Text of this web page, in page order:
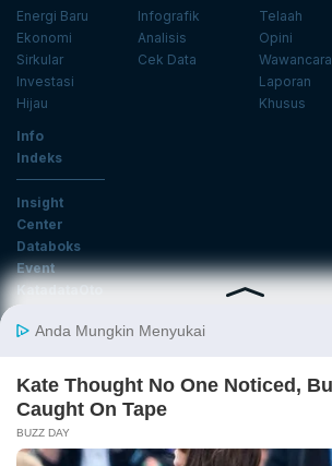
Energi Baru
Ekonomi
Sirkular
Investasi
Hijau
Infografik
Analisis
Cek Data
Telaah
Opini
Wawancara
Laporan
Khusus
Info
Indeks
Insight
Center
Databoks
Event
KatadataOto
Email